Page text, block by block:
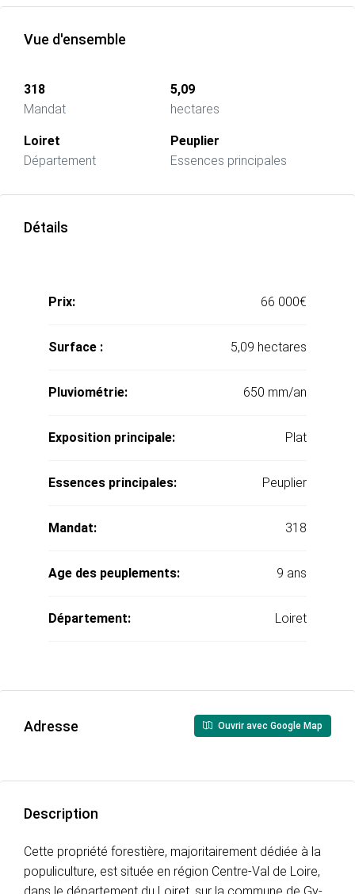
Vue d'ensemble
318
Mandat
5,09
hectares
Loiret
Département
Peuplier
Essences principales
Détails
Prix: 66 000€
Surface : 5,09 hectares
Pluviométrie: 650 mm/an
Exposition principale: Plat
Essences principales: Peuplier
Mandat: 318
Age des peuplements: 9 ans
Département: Loiret
Adresse Ouvrir avec Google Map
Description
Cette propriété forestière, majoritairement dédiée à la
populiculture, est située en région Centre-Val de Loire,